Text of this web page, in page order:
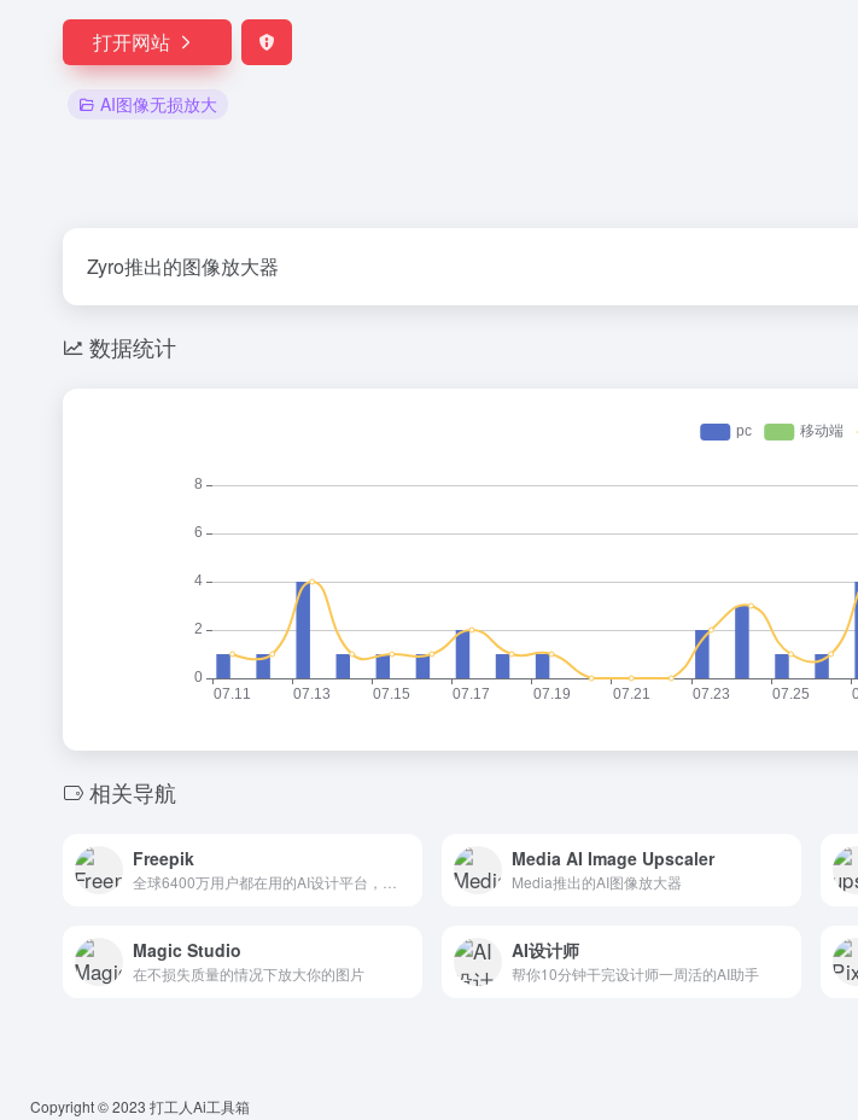
打开网站
AI图像无损放大
Zyro推出的图像放大器
数据统计
相关导航
Freepik Media AI Image Upscaler
Media推出的AI图像放大器
Magic Studio
在不损失质量的情况下放大你的图片
AI设计师
帮你10分钟干完设计师一周活的AI助手
Copyright © 2023 打工人Ai工具箱